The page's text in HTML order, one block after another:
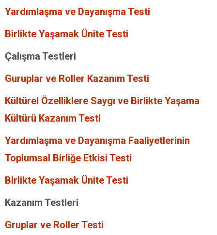
Yardımlaşma ve Dayanışma Testi
Birlikte Yaşamak Ünite Testi
Çalışma Testleri
Guruplar ve Roller Kazanım Testi
Kültürel Özelliklere Saygı ve Birlikte Yaşama
Kültürü Kazanım Testi
Yardımlaşma ve Dayanışma Faaliyetlerinin
Toplumsal Birliğe Etkisi Testi
Birlikte Yaşamak Ünite Testi
Kazanım Testleri
Gruplar ve Roller Testi